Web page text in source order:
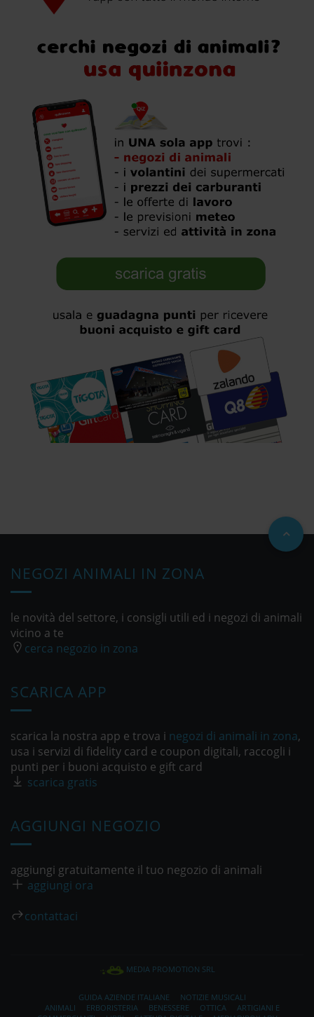
NEGOZI ANIMALI IN ZONA
le novità del settore, i consigli utili ed i negozi di animali
vicino a te
cerca negozio in zona
SCARICA APP
scarica la nostra app e trova i negozi di animali in zona,
usa i servizi di fidelity card e coupon digitali, raccogli i
punti per i buoni acquisto e gift card
scarica gratis
AGGIUNGI NEGOZIO
aggiungi gratuitamente il tuo negozio di animali
aggiungi ora
contattaci
MEDIA PROMOTION SRL
GUIDA AZIENDE ITALIANE
NOTIZIE MUSICALI
ANIMALI
ERBORISTERIA BENESSERE OTTICA
ARTIGIANI E